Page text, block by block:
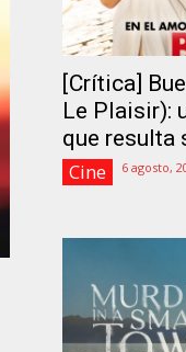
[Crítica]
Le Plaisir):
que resulta
Cine 6 agosto,